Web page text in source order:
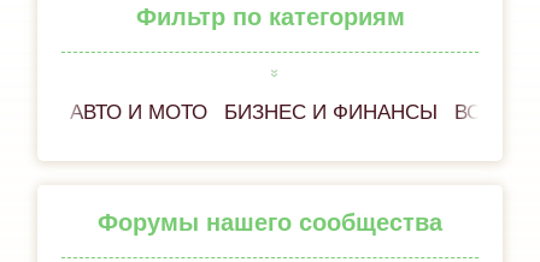
Фильтр по категориям
АВТО И МОТО БИЗНЕС И ФИНАНСЫ ВСЁ
Форумы нашего сообщества